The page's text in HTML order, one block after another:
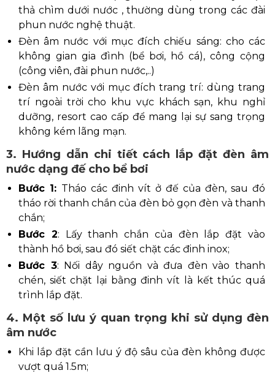
thả chìm dưới nước , thường dùng trong các đài
phun nước nghệ thuật.
Đèn âm nước với mục đích chiếu sáng: cho các
không gian gia đình (bể bơi, hồ cá), công cộng
(công viên, đài phun nước,..)
Đèn âm nước với mục đích trang trí: dùng trang
trí ngoài trời cho khu vực khách sạn, khu nghỉ
dưỡng, resort cao cấp để mang lại sự sang trọng
không kém lãng mạn.
3. Hướng dẫn chi tiết cách lắp đặt đèn âm
nước dạng đế cho bể bơi
Bước 1: Tháo các đinh vít ở đế của đèn, sau đó
tháo rời thanh chắn của đèn bỏ gọn đèn và thanh
chắn;
Bước 2: Lấy thanh chắn của đèn lắp đặt vào
thành hồ bơi, sau đó siết chặt các đinh inox;
Bước 3: Nối dây nguồn và đưa đèn vào thanh
chén, siết chặt lại bằng đinh vít là kết thúc quá
trình lắp đặt.
4. Một số lưu ý quan trọng khi sử dụng đèn
âm nước
Khi lắp đặt cần lưu ý độ sâu của đèn không được
vượt quá 1.5m;